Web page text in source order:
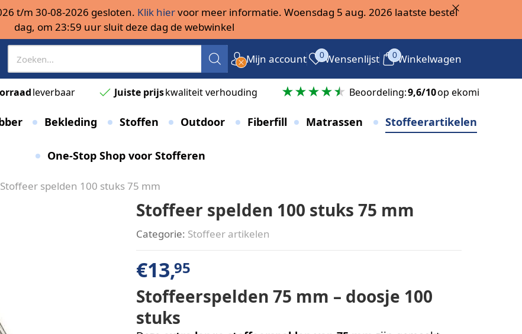
t/m 30-08-2026 gesloten. Klik hiervoor meer informatie. Woensdag 5 aug. 2026 laatste bestel
dag, om 23:59 uur sluit deze dag de webwinkel
Mijn account 0Wensenlijst 0Winkelwagen
leverbaar Juiste prijskwaliteit verhouding Beoordeling:9,6/10op ekomi
Bekleding Stoffen Outdoor Fiberfill Matrassen Stoffeerartikelen
One-Stop Shop voor Stofferen
Stoffeer spelden 100 stuks 75 mm
Stoffeer spelden 100 stuks 75 mm
Categorie: Stoffeer artikelen
€13,95
Stoffeerspelden 75 mm – doosje 100
stuks